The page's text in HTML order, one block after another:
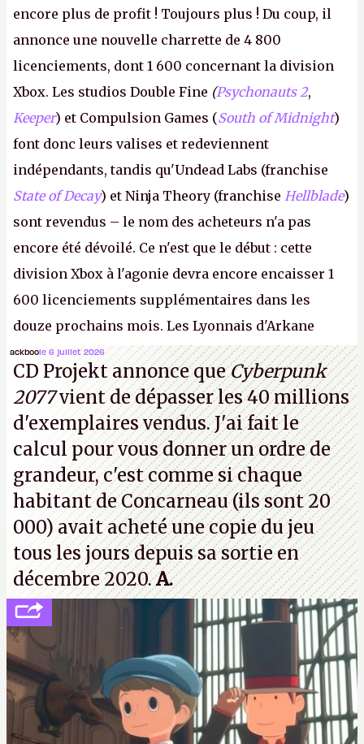
encore plus de profit ! Toujours plus ! Du coup, il
annonce une nouvelle charrette de 4 800
licenciements, dont 1 600 concernant la division
Xbox. Les studios Double Fine (Psychonauts 2,
Keeper) et Compulsion Games (South of Midnight)
font donc leurs valises et redeviennent
indépendants, tandis qu'Undead Labs (franchise
State of Decay) et Ninja Theory (franchise Hellblade)
sont revendus – le nom des acheteurs n'a pas
encore été dévoilé. Ce n'est que le début : cette
division Xbox à l'agonie devra encore encaisser 1
600 licenciements supplémentaires dans les
douze prochains mois. Les Lyonnais d'Arkane
(Dishonored, Deathloop) pourraient faire partie des
prochaines victimes, puisque Microsoft a confirmé
vouloir se séparer du studio.A.
ackboole 6 juillet 2026
CD Projekt annonce queCyberpunk
2077vient de dépasser les 40 millions
d'exemplaires vendus. J'ai fait le
calcul pour vous donner un ordre de
grandeur, c'est comme si chaque
habitant de Concarneau (ils sont 20
000) avait acheté une copie du jeu
tous les jours depuis sa sortie en
décembre 2020.A.